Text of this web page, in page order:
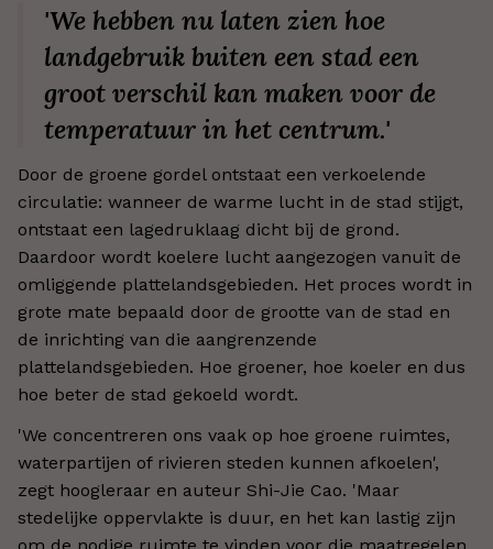
'We hebben nu laten zien hoe
landgebruik buiten een stad een
groot verschil kan maken voor de
temperatuur in het centrum.'
Door de groene gordel ontstaat een verkoelende
circulatie: wanneer de warme lucht in de stad stijgt,
ontstaat een lagedruklaag dicht bij de grond.
Daardoor wordt koelere lucht aangezogen vanuit de
omliggende plattelandsgebieden. Het proces wordt in
grote mate bepaald door de grootte van de stad en
de inrichting van die aangrenzende
plattelandsgebieden. Hoe groener, hoe koeler en dus
hoe beter de stad gekoeld wordt.
'We concentreren ons vaak op hoe groene ruimtes,
waterpartijen of rivieren steden kunnen afkoelen',
zegt hoogleraar en auteur Shi-Jie Cao. 'Maar
stedelijke oppervlakte is duur, en het kan lastig zijn
om de nodige ruimte te vinden voor die maatregelen.